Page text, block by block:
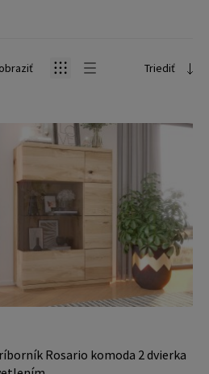
Triediť
Rosario komoda 2 dvierka